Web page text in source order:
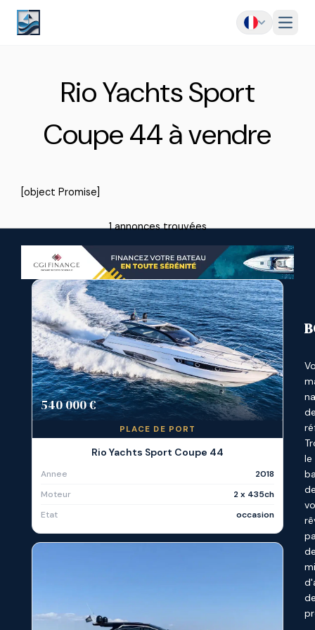
Menu
Rio Yachts Sport
Coupe 44 à vendre
[object Promise]
1 annonces trouvées
540 000 €
PLACE DE PORT
Rio Yachts Sport Coupe 44
Annee
2018
Moteur
2 x 435ch
Etat
occasion
le